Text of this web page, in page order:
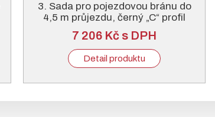
3. Sada pro pojezdovou bránu do
4,5 m průjezdu, černý „C“ profil
7 206 Kč s DPH
Detail produktu